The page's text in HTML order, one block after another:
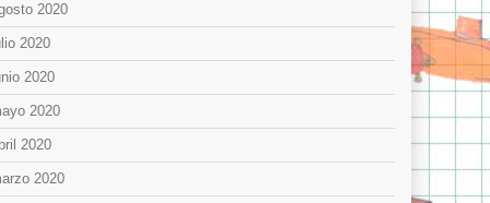
2020
2020
2020
2020
2020
2020